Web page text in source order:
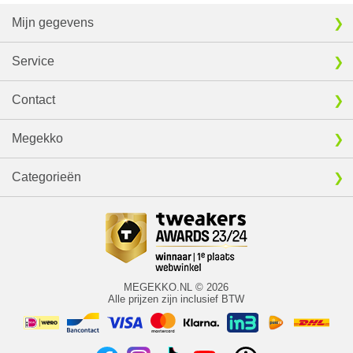
Mijn gegevens
Service
Contact
Megekko
Categorieën
MEGEKKO.NL © 2026
Alle prijzen zijn inclusief BTW